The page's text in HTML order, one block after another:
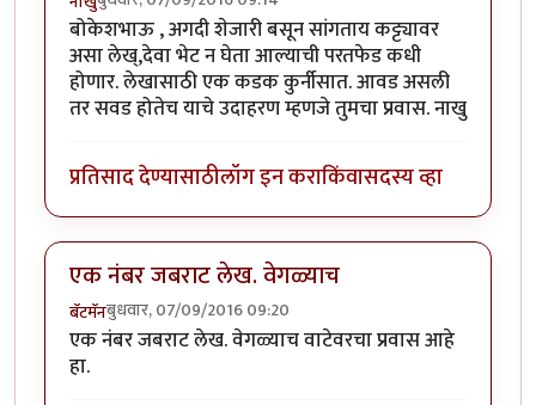
बोकेशभाऊ , अगदी शेजारी बसून सांगताय कट्ट्यावर
असा लेख्,देवा भेट न घेता आल्याची परतफेड कधी
होणार. लेखासाठी एक कडक कुर्नीसात. आवड असली
तर सवड होतेच याचे उदाहरण म्हणजे तुमचा प्रवास. नाखु
प्रतिसाद देण्यासाठीलॉग इन कराकिंवासदस्य व्हा
एक नंबर जबराट लेख. वेगळ्याच
बॅटमॅनबुधवार, 07/09/2016 09:20
एक नंबर जबराट लेख. वेगळ्याच वाटेवरचा प्रवास आहे
हा.